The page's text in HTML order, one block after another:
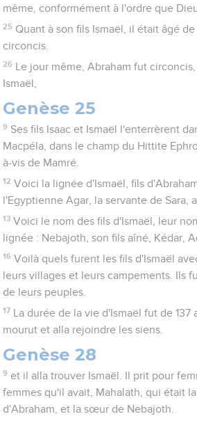
même, conformément à l'ordre que
25 Quant à son fils Ismaël, il était âgé
circoncis.
26
Le jour même, Abraham fut
Ismaël,
Genèse 25
9 Ses fils Isaac et Ismaël l'enterrèrent
Macpéla, dans le champ du Hittite
à-vis de Mamré.
12 Voici la lignée d'Ismaël, fils
l'Egyptienne Agar, la servante de Sara,
13 Voici le nom des fils d'Ismaël, leur
lignée : Nebajoth, son fils aîné, Kédar,
16 Voilà quels furent les fils d'Ismaël
leurs villages et leurs campements. Ils
de leurs peuples.
17
La durée de la vie d'Ismaël fut de 137
mourut et alla rejoindre les siens.
Genèse 28
9 et il alla trouver Ismaël. Il prit pour
femmes qu'il avait, Mahalath, qui était
d'Abraham, et la sœur de Nebajoth.